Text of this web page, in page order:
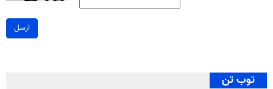
ارسل
توب تن